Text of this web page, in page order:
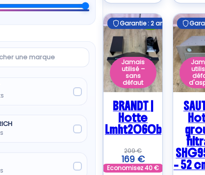
B
Garantie : 2 ans
Jamais
utilisé –
sans
défaut
Garantie : 2 ans
BRANDT |
Hotte
Lmht2060b
209€
169 €
Economisez40€
– 52